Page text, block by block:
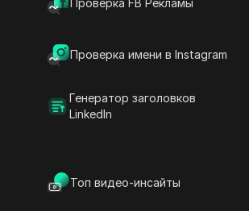
Проверка FB Рекламы
Проверка имени в Instagram
Генератор заголовков
LinkedIn
Топ видео-инсайты
основных обновлений